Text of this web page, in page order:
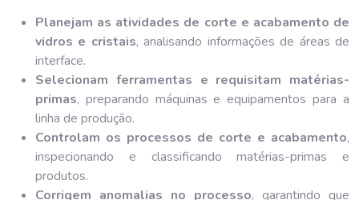
Planejam as atividades de corte e acabamento de
vidros e cristais, analisando informações de áreas de
interface.
Selecionam ferramentas e requisitam matérias-
primas, preparando máquinas e equipamentos para a
linha de produção.
Controlam os processos de corte e acabamento,
inspecionando e classificando matérias-primas e
produtos.
Corrigem anomalias no processo, garantindo que